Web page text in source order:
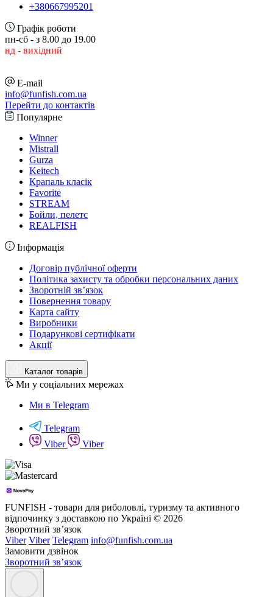
+380667995201
Графік роботи
пн-сб - з 8.00 до 19.00
нд - вихідний
E-mail
info@funfish.com.ua
Перейти до контактів
Популярне
Winner
Mistrall
Gurza
Keitech
Крапаль класік
Favorite
STREAM
Бойли, пелетс
REALFISH
Інформація
Договір публічної оферти
Політика захисту та обробки персональних даних
Зворотній зв’язок
Повернення товару
Карта сайту
Виробники
Подарункові сертифікати
Акції
Каталог товарів
Ми у соціальних мережах
Ми в Telegram
Telegram
Viber
Viber
FUNFISH - товари для риболовлі, туризму та активного
відпочинку з доставкою по Україні © 2026
Зворотний зв’язок
Viber Viber Telegram info@funfish.com.ua
Замовити дзвінок
Зворотний зв’язок